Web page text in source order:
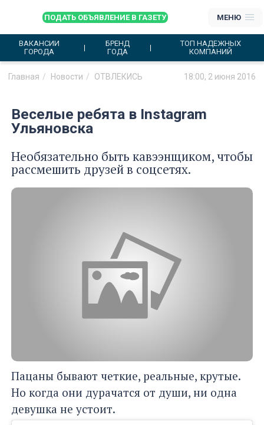
ПОДАТЬ ОБЪЯВЛЕНИЕ В ГАЗЕТУ МЕНЮ
ВАКАНСИИ
ГОРОДА
БРЕНД
ГОДА
ТОП НАДЕЖНЫХ
КОМПАНИЙ
Главная Новости ОТВЛЕКИСЬ 18:00, 2 июня 2016
Веселые ребята в Instagram
Ульяновска
Необязательно быть кавээнщиком, чтобы
рассмешить друзей в соцсетях.
Пацаны бывают четкие, реальные, крутые.
Но когда они дурачатся от души, ни одна
девушка не устоит.